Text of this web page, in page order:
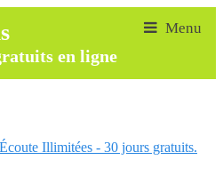
en ligne
Illimitées - 30 jours gratuits.